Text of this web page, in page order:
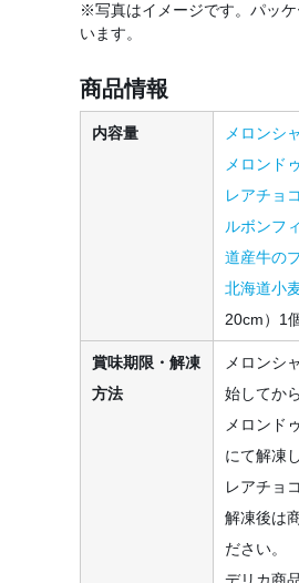
※写真はイメージです。パッ
います。
商品情報
内容量 メロンシ
メロンド
レアチョ
ルボンフ
道産牛の
北海道小
20cm）1
賞味期限・解凍
方法
メロンシ
始してか
メロンド
にて解凍
レアチョ
解凍後は
ださい。